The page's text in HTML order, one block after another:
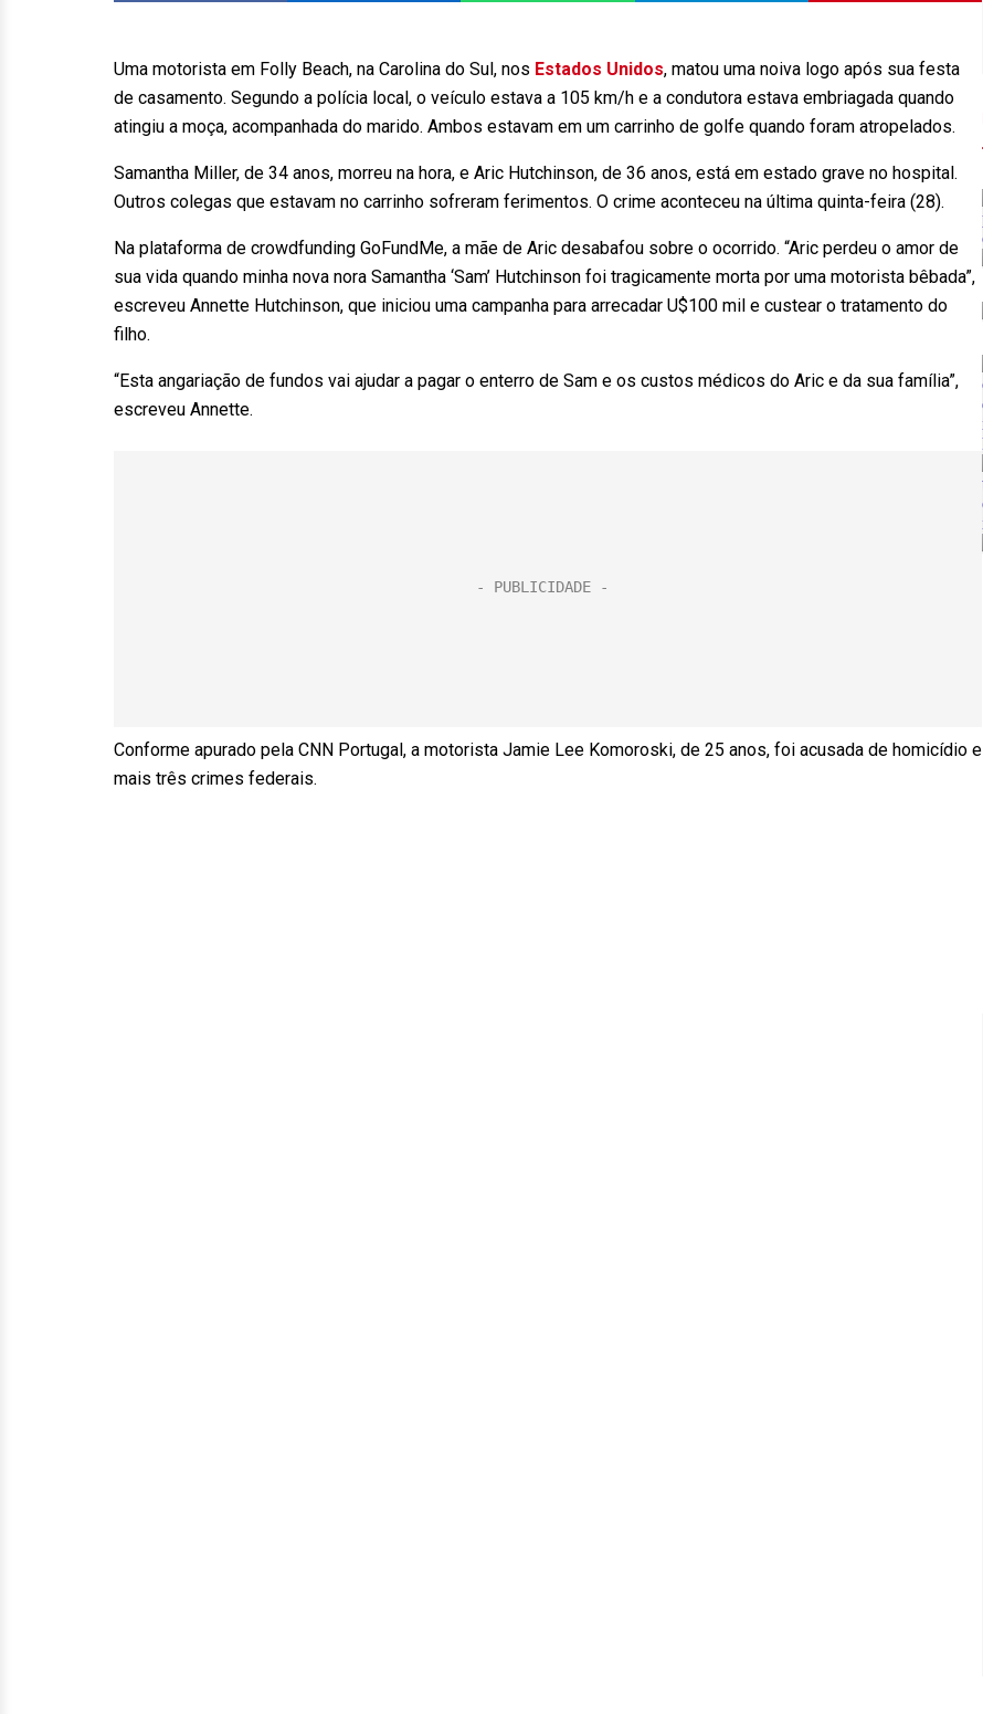
Uma motorista em Folly Beach, na Carolina do Sul, nos Estados Unidos, matou uma noiva logo após sua festa
de casamento. Segundo a polícia local, o veículo estava a 105 km/h e a condutora estava embriagada quando
atingiu a moça, acompanhada do marido. Ambos estavam em um carrinho de golfe quando foram atropelados.
Samantha Miller, de 34 anos, morreu na hora, e Aric Hutchinson, de 36 anos, está em estado grave no hospital.
Outros colegas que estavam no carrinho sofreram ferimentos. O crime aconteceu na última quinta-feira (28).
Na plataforma de crowdfunding GoFundMe, a mãe de Aric desabafou sobre o ocorrido. “Aric perdeu o amor de
sua vida quando minha nova nora Samantha ‘Sam’ Hutchinson foi tragicamente morta por uma motorista bêbada”,
escreveu Annette Hutchinson, que iniciou uma campanha para arrecadar U$100 mil e custear o tratamento do
filho.
“Esta angariação de fundos vai ajudar a pagar o enterro de Sam e os custos médicos do Aric e da sua família”,
escreveu Annette.
Conforme apurado pela CNN Portugal, a motorista Jamie Lee Komoroski, de 25 anos, foi acusada de homicídio e
mais três crimes federais.